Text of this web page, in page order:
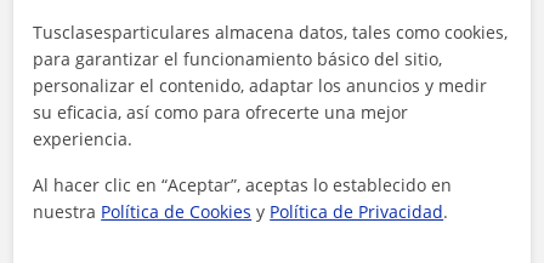
Al hacer clic, aceptas nuestroaviso legaly deprivacidad
Tusclasesparticulares almacena datos, tales como cookies,
para garantizar el funcionamiento básico del sitio,
personalizar el contenido, adaptar los anuncios y medir
su eficacia, así como para ofrecerte una mejor
experiencia.
Al hacer clic en “Aceptar”, aceptas lo establecido en
nuestra Política de Cookies y Política de Privacidad.